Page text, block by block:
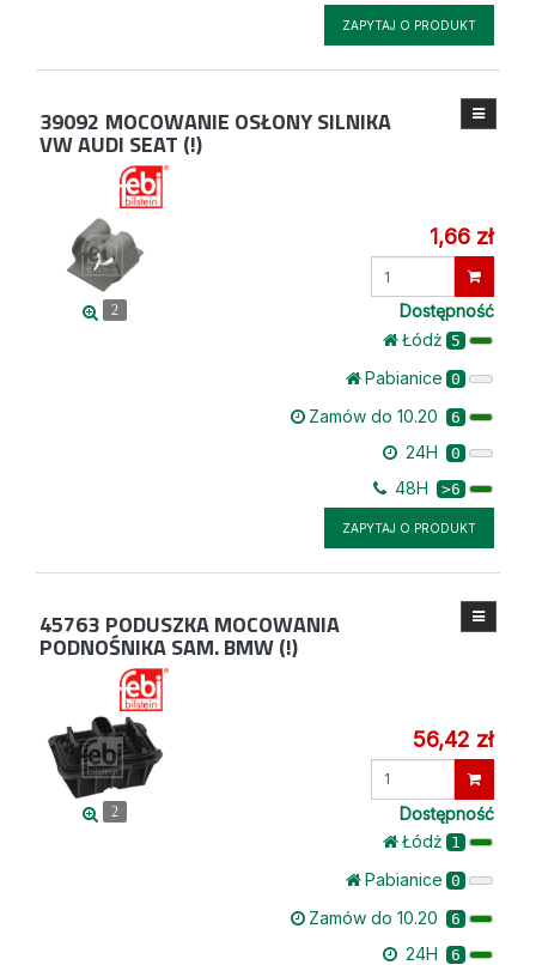
ZAPYTAJ O PRODUKT
39092 MOCOWANIE OSŁONY SILNIKA
VW AUDI SEAT (!)
2
1,66 zł
Dostępność
Łódż 5
Pabianice 0
Zamów do 10.20 6
24H 0
48H >6
ZAPYTAJ O PRODUKT
45763 PODUSZKA MOCOWANIA
PODNOŚNIKA SAM. BMW (!)
2
56,42 zł
Wprowadź
Dostępność
Łódż 1
Pabianice 0
Zamów do 10.20 6
24H 6